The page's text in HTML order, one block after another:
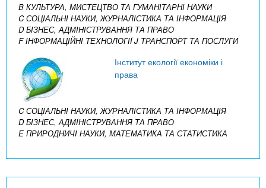
B КУЛЬТУРА, МИСТЕЦТВО ТА ГУМАНІТАРНІ НАУКИ
C СОЦІАЛЬНІ НАУКИ, ЖУРНАЛІСТИКА ТА ІНФОРМАЦІЯ
D БІЗНЕС, АДМІНІСТРУВАННЯ ТА ПРАВО
F ІНФОРМАЦІЙНІ ТЕХНОЛОГІЇJ ТРАНСПОРТ ТА ПОСЛУГИ
Інститут екології економіки і
права
C СОЦІАЛЬНІ НАУКИ, ЖУРНАЛІСТИКА ТА ІНФОРМАЦІЯ
D БІЗНЕС, АДМІНІСТРУВАННЯ ТА ПРАВО
E ПРИРОДНИЧІ НАУКИ, МАТЕМАТИКА ТА СТАТИСТИКА